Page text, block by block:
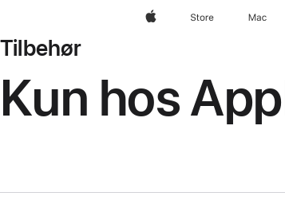
AppleStore Mac
Tilbehør
Kun hos